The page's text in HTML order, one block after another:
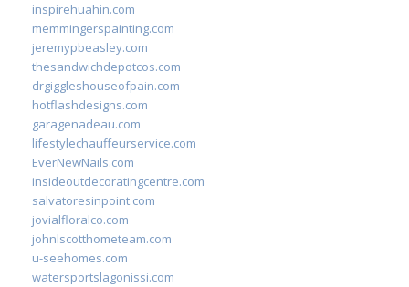
inspirehuahin.com
memmingerspainting.com
jeremypbeasley.com
thesandwichdepotcos.com
drgiggleshouseofpain.com
hotflashdesigns.com
garagenadeau.com
lifestylechauffeurservice.com
EverNewNails.com
insideoutdecoratingcentre.com
salvatoresinpoint.com
jovialfloralco.com
johnlscotthometeam.com
u-seehomes.com
watersportslagonissi.com